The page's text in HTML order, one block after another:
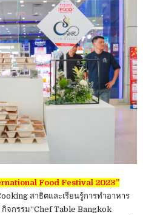
Food Festival 2023”
สาธิตและเรียนรู้การทำอาหาร
จกรรม“Chef Table Bangkok